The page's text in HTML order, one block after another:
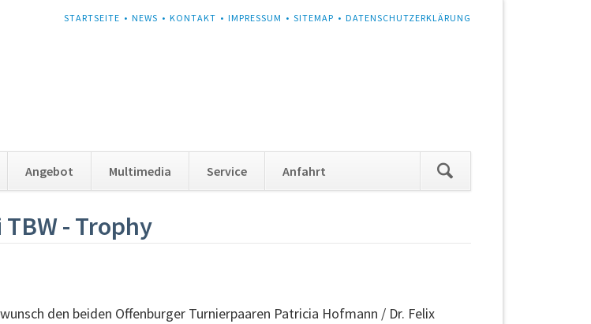
NAVIGATION
STARTSEITE NEWS KONTAKT IMPRESSUM SITEMAP DATENSCHUTZERKLÄRUNG
überspringen
Angebot Multimedia Service Anfahrt
- Trophy
den beiden Offenburger Turnierpaaren Patricia Hofmann / Dr. Felix